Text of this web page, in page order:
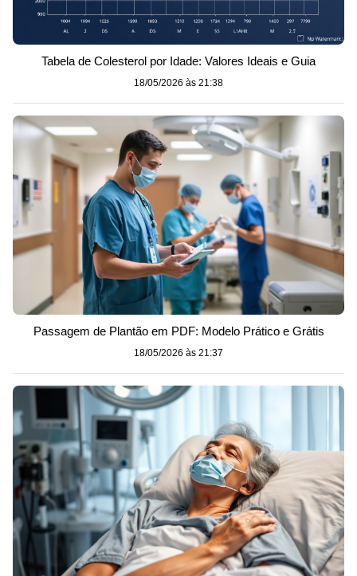
Tabela de Colesterol por Idade: Valores Ideais e Guia
18/05/2026 às 21:38
Passagem de Plantão em PDF: Modelo Prático e Grátis
18/05/2026 às 21:37